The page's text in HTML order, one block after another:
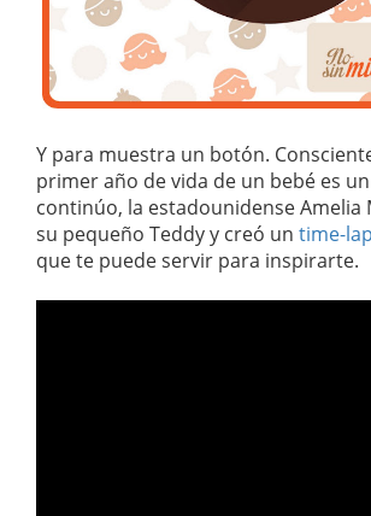
Y para muestra un botón.
primer año de vida de un bebé es
continúo, la estadounidense Amelia
su pequeño Teddy y creó un time-
que te puede servir para inspirarte.